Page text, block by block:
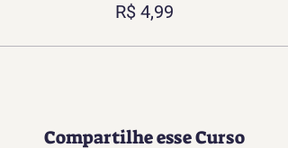
R$ 4,99
Compartilhe esse Curso